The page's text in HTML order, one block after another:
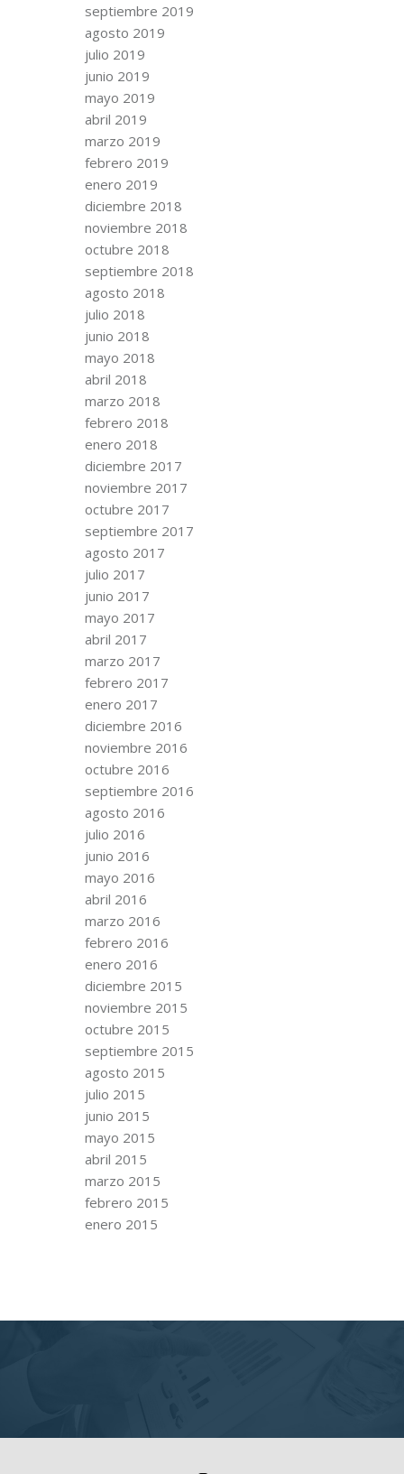
septiembre 2019
agosto 2019
julio 2019
junio 2019
mayo 2019
abril 2019
marzo 2019
febrero 2019
enero 2019
diciembre 2018
noviembre 2018
octubre 2018
septiembre 2018
agosto 2018
julio 2018
junio 2018
mayo 2018
abril 2018
marzo 2018
febrero 2018
enero 2018
diciembre 2017
noviembre 2017
octubre 2017
septiembre 2017
agosto 2017
julio 2017
junio 2017
mayo 2017
abril 2017
marzo 2017
febrero 2017
enero 2017
diciembre 2016
noviembre 2016
octubre 2016
septiembre 2016
agosto 2016
julio 2016
junio 2016
mayo 2016
abril 2016
marzo 2016
febrero 2016
enero 2016
diciembre 2015
noviembre 2015
octubre 2015
septiembre 2015
agosto 2015
julio 2015
junio 2015
mayo 2015
abril 2015
marzo 2015
febrero 2015
enero 2015